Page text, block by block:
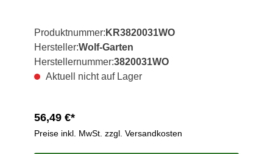
Produktnummer: KR3820031WO
Hersteller:Wolf-Garten
Herstellernummer:3820031WO
Aktuell nicht auf Lager
56,49 €*
Preise inkl. MwSt. zzgl. Versandkosten